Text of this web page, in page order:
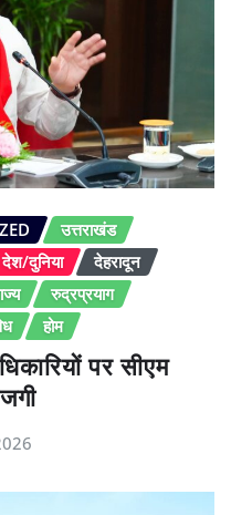
उत्तराखंड
देश/दुनिया
देहरादून
रुद्रप्रयाग
होम
पर सीएम